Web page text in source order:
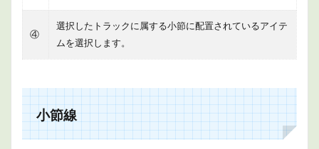
④
選択したトラックに属する小節に配置されているアイテ
ムを選択します。
小節線